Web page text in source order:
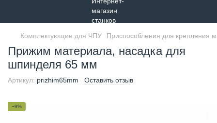
Комплектующие для ЧПУ Приспособления для крепления
Прижим материала, насадка для
шпинделя 65 мм
Артикул: prizhim65mm Оставить отзыв
−9%